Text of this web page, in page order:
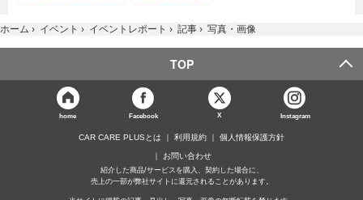
ホーム › イベント › イベントレポート › 記事 › 写真・画像
TOP
home Facebook X Instagram
CAR CARE PLUSとは 利用規約 個人情報保護方針
お問い合わせ
紹介した商品/サービスを購入、契約した場合に、
売上の一部が弊社サイトに還元されることがあります。